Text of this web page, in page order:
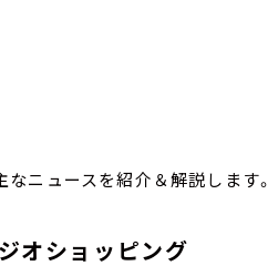
ュースを紹介＆解説します。
ショッピング